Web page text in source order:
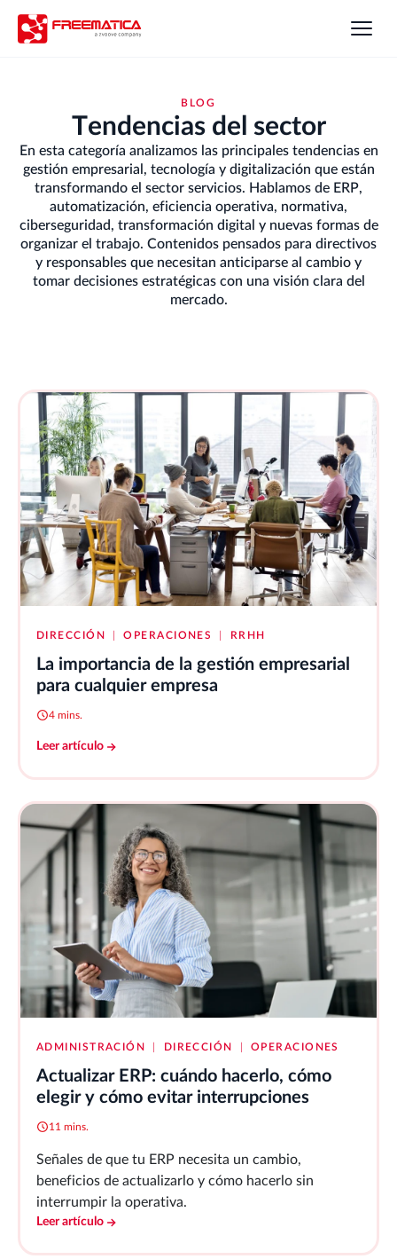
BLOG
Tendencias del sector
En esta categoría analizamos las principales tendencias en
gestión empresarial, tecnología y digitalización que están
transformando el sector servicios. Hablamos de ERP,
automatización, eficiencia operativa, normativa,
ciberseguridad, transformación digital y nuevas formas de
organizar el trabajo. Contenidos pensados para directivos
y responsables que necesitan anticiparse al cambio y
tomar decisiones estratégicas con una visión clara del
mercado.
DIRECCIÓN OPERACIONES RRHH
La importancia de la gestión empresarial
para cualquier empresa
4 mins.
Leer artículo
ADMINISTRACIÓN DIRECCIÓN OPERACIONES
Actualizar ERP: cuándo hacerlo, cómo
elegir y cómo evitar interrupciones
11 mins.
Señales de que tu ERP necesita un cambio,
beneficios de actualizarlo y cómo hacerlo sin
interrumpir la operativa.
Leer artículo